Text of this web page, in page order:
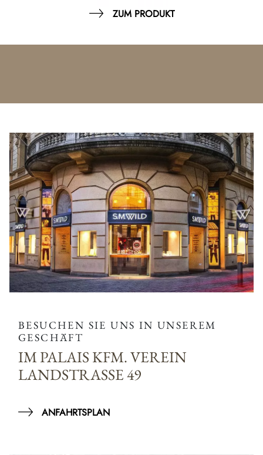
ZUM PRODUKT
BESUCHEN SIE UNS IN UNSEREM
GESCHÄFT
IM PALAIS KFM. VEREIN
LANDSTRASSE 49
ANFAHRTSPLAN